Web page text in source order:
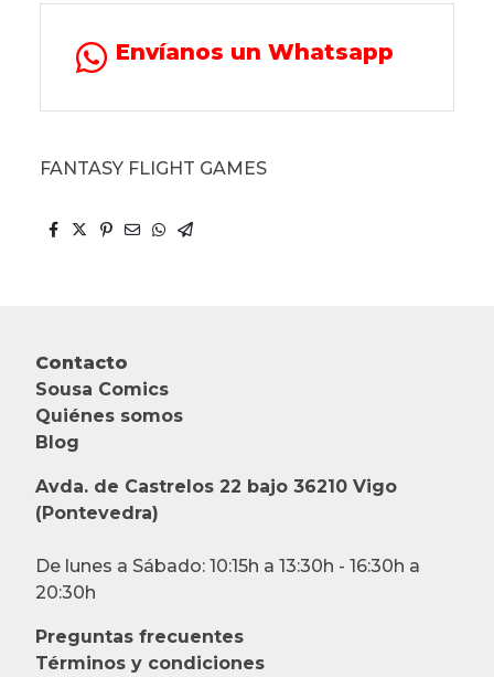
Envíanos un Whatsapp
FANTASY FLIGHT GAMES
Contacto
Sousa Comics
Quiénes somos
Blog
Avda. de Castrelos 22 bajo 36210 Vigo
(Pontevedra)
De lunes a Sábado: 10:15h a 13:30h - 16:30h a
20:30h
Preguntas frecuentes
Términos y condiciones